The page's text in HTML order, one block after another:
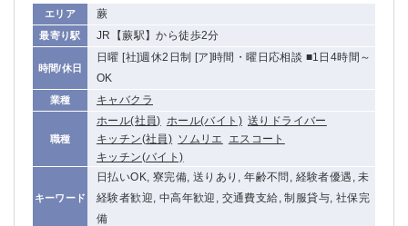
エリア 蕨
最寄り駅 JR【蕨駅】から徒歩2分
時間/休日
日曜 [社]週休2日制 [ア]時間・曜日応相談 ■1日4時間～
OK
業種 キャバクラ
職種
ホール(社員) ホール(バイト) 送りドライバー
キッチン(社員) ソムリエ
エスコート
キッチン(バイト)
キーワード
日払いOK, 寮完備, 送りあり, 年齢不問, 経験者優遇, 未
経験者歓迎, 中高年歓迎, 交通費支給, 制服貸与, 社保完
備
立川（南口）
浜松町
西葛西
葛西
府中
ひばりヶ丘（北口）
吉祥寺（南口／公園口） 小作・羽村・福生エリア
自由が丘
吉祥寺（北口／東口）
四谷
下北沢・経堂
金町（北口）
成増駅徒歩3分の好立地！